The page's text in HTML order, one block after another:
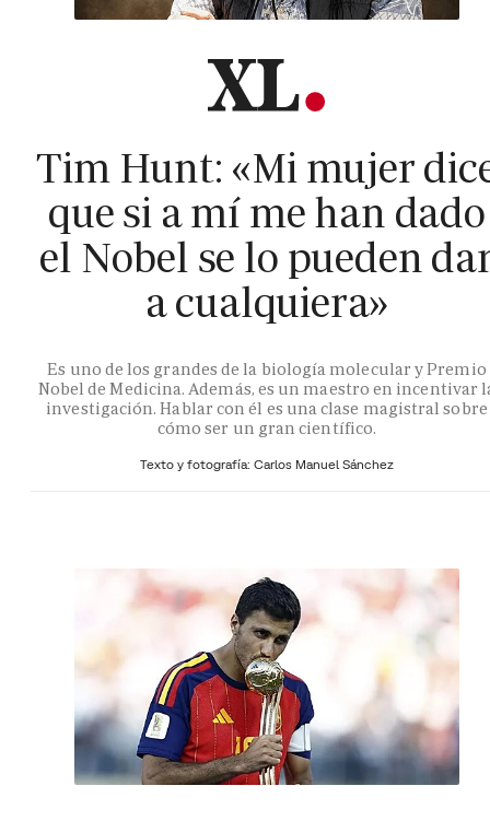
Tim Hunt: «Mi mujer
que si a mí me han dado
el Nobel se lo pueden
a cualquiera»
Es uno de los grandes de la biología molecular y Premio
Nobel de Medicina. Además, es un maestro en incentivar
investigación. Hablar con él es una clase magistral sobre
cómo ser un gran científico.
Texto y fotografía: Carlos Manuel Sánchez